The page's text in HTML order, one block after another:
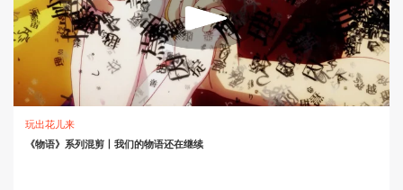
玩出花儿来
《物语》系列混剪丨我们的物语还在继续